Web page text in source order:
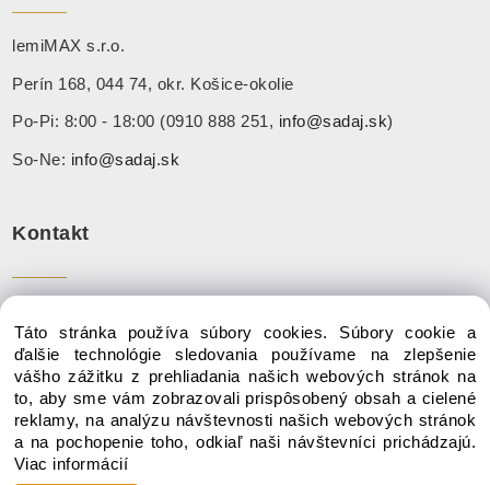
lemiMAX s.r.o.
Perín 168, 044 74, okr. Košice-okolie
Po-Pi: 8:00 - 18:00 (0910 888 251, info@sadaj.sk)
So-Ne: info@sadaj.sk
Kontakt
Mail:info@sadaj.sk
Copyright © 2020 SADAJ.SK, Všetky práva vyhradené
Táto stránka používa súbory cookies. Súbory cookie a
ďalšie technológie sledovania používame na zlepšenie
vášho zážitku z prehliadania našich webových stránok na
to, aby sme vám zobrazovali prispôsobený obsah a cielené
reklamy, na analýzu návštevnosti našich webových stránok
a na pochopenie toho, odkiaľ naši návštevníci prichádzajú.
Viac informácií